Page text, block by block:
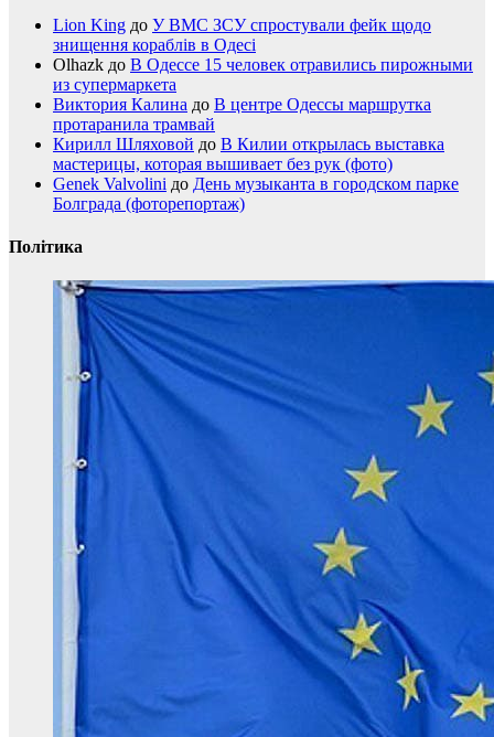
Lion King до У ВМС ЗСУ спростували фейк щодо
знищення кораблів в Одесі
Olhazk до В Одессе 15 человек отравились пирожными
из супермаркета
Виктория Калина до В центре Одессы маршрутка
протаранила трамвай
Кирилл Шляховой до В Килии открылась выставка
мастерицы, которая вышивает без рук (фото)
Genek Valvolini до День музыканта в городском парке
Болграда (фоторепортаж)
Політика